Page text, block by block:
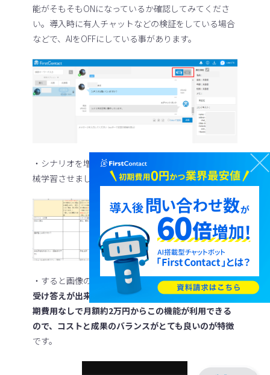
能がそもそもONになっているか確認してみてくださ
い。導入時に有人チャットなどの検証をしている場合
などで、AIをOFFにしている事があります。
・シナリオを増やしてみます。選択肢や画像などを機
械学習させました。
・すると画像のように動作します。しっかりと自動で
受け答えが出来ています。FirstContactの場合、初
期費用なしで月額約2万円からこの機能が利用できる
ので、コストと成果のバランスがとても良いのが特徴
です。